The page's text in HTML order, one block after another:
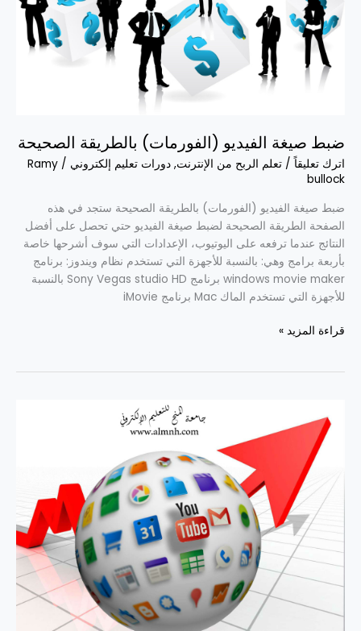
ضبط صيغة الفيديو (الفورمات) بالطريقة الصحيحة
اترك تعليقاً / تعلم الربح من الإنترنت, دورات تعليم إلكتروني /
Ramy
bullock
ضبط صيغة الفيديو (الفورمات) بالطريقة الصحيحة ستجد في هذه
الصفحة الطريقة الصحيحة لضبط صيغة الفيديو حتي تحصل على أفضل
النتائج عندما ترفعه على اليوتيوب، الإعدادات التي سوف أشرحها خاصة
بأربعة برامج وهي: بالنسبة للأجهزة التي تستخدم نظام ويندوز: برنامج
windows movie maker برنامج Sony Vegas studio HD بالنسبة
للأجهزة التي تستخدم الماك Mac برنامج iMovie
(الفورمات)
بالطريقة
الصحيحة
قراءة المزيد »
عمل
فيديو
اليوتيوب
مفيدة
لعمل
أول
لتسويق